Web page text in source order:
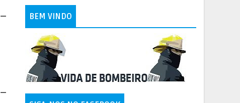
BEM VINDO